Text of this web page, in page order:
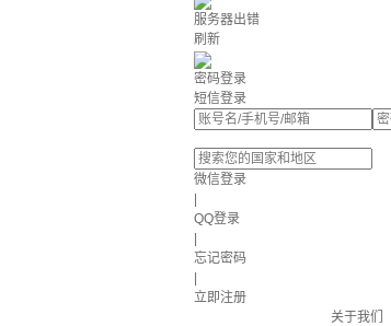
服务器出错
刷新
密码登录
短信登录
微信登录
QQ登录
忘记密码
立即注册
关于我们